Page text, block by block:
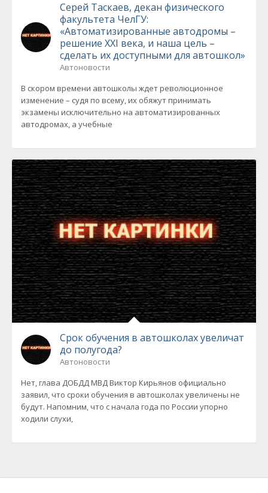
Серей Таскаев, декан физического
факультета ЧелГУ:
«Автоматизированные автодромы –
решение XXI века, и наша цель –
сделать их доступными для автошкол»
Автоновости
В скором времени автошколы ждет революционное
изменение – судя по всему, их обяжут принимать
экзамены исключительно на автоматизированных
автодромах, а учебные
Срок обучения в автошколах увеличат
до полугода?
Автоновости
Нет, глава ДОБДД МВД Виктор Кирьянов официально
заявил, что сроки обучения в автошколах увеличены не
будут. Напомним, что с начала года по России упорно
ходили слухи,